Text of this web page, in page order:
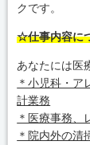
クです。
☆仕事内容に
あなたには医
＊小児科・ア
計業務
＊医療事務、
＊院内外の清